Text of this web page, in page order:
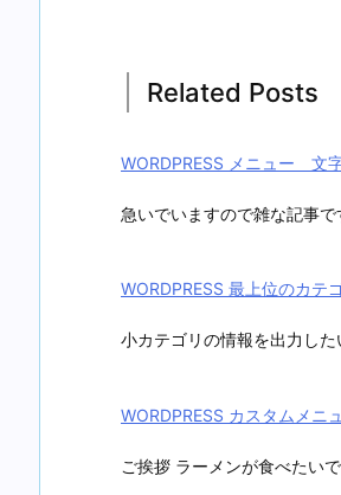
Related Posts
WORDPRESS メニュー 文
急いでいますので雑な記事
WORDPRESS 最上位のカテ
小カテゴリの情報を出力し
WORDPRESS カスタムメニ
ご挨拶 ラーメンが食べたい